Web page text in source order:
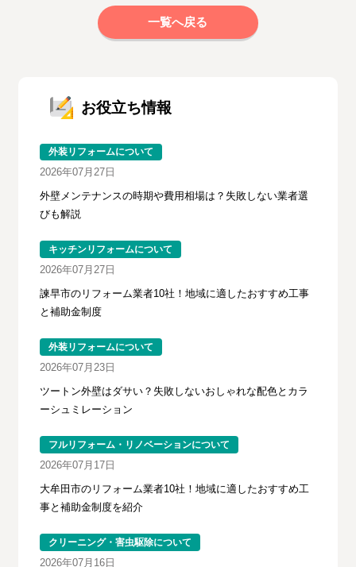
一覧へ戻る
お役立ち情報
外装リフォームについて
2026年07月27日
外壁メンテナンスの時期や費用相場は？失敗しない業者選
びも解説
キッチンリフォームについて
2026年07月27日
諫早市のリフォーム業者10社！地域に適したおすすめ工事
と補助金制度
外装リフォームについて
2026年07月23日
ツートン外壁はダサい？失敗しないおしゃれな配色とカラ
ーシュミレーション
フルリフォーム・リノベーションについて
2026年07月17日
大牟田市のリフォーム業者10社！地域に適したおすすめ工
事と補助金制度を紹介
クリーニング・害虫駆除について
2026年07月16日